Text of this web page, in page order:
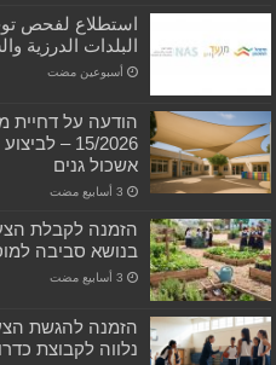
استطلاع لفحص
البلدات الدرزية
‏أسبوعين مضت
הודעה על דחיית
15/2026 –
אשכול גנים
הזמנה לקבלת
בנושא סביבה
הזמנה להגשת
נלווה לקבוצת